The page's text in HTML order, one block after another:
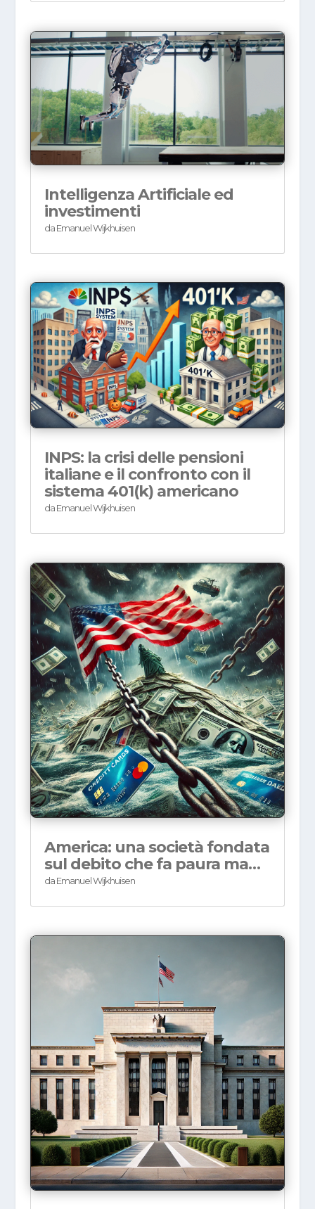
Intelligenza Artificiale ed
investimenti
daEmanuel Wijkhuisen
INPS: la crisi delle pensioni
italiane e il confronto con il
sistema 401(k) americano
daEmanuel Wijkhuisen
America: una società fondata
sul debito che fa paura ma…
daEmanuel Wijkhuisen